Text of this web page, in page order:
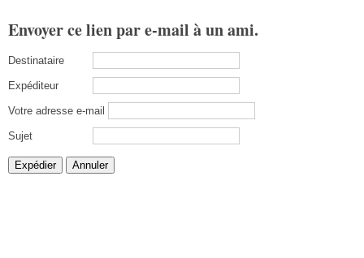
Envoyer ce lien par e-mail à un ami.
Destinataire
Expéditeur
Votre adresse e-mail
Sujet
Expédier Annuler